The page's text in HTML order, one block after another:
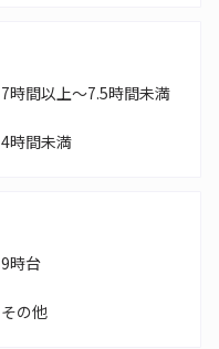
7時間以上～7.5時間未満
4時間未満
9時台
その他